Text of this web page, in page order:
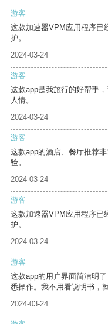
游客
这款加速器VPM应用程序已
护。
2024-03-24
游客
这款app是我旅行的好帮手
人情。
2024-03-24
游客
这款app的酒店、餐厅推荐
验。
2024-03-24
游客
这款加速器VPM应用程序已
护。
2024-03-24
游客
这款app的用户界面简洁明
悉操作。我不用看说明书，
2024-03-24